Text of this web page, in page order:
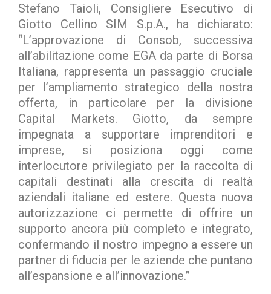
Stefano Taioli, Consigliere Esecutivo di
Giotto Cellino SIM S.p.A., ha dichiarato:
“L’approvazione di Consob, successiva
all’abilitazione come EGA da parte di Borsa
Italiana, rappresenta un passaggio cruciale
per l’ampliamento strategico della nostra
offerta, in particolare per la divisione
Capital Markets. Giotto, da sempre
impegnata a supportare imprenditori e
imprese, si posiziona oggi come
interlocutore privilegiato per la raccolta di
capitali destinati alla crescita di realtà
aziendali italiane ed estere. Questa nuova
autorizzazione ci permette di offrire un
supporto ancora più completo e integrato,
confermando il nostro impegno a essere un
partner di fiducia per le aziende che puntano
all’espansione e all’innovazione.”